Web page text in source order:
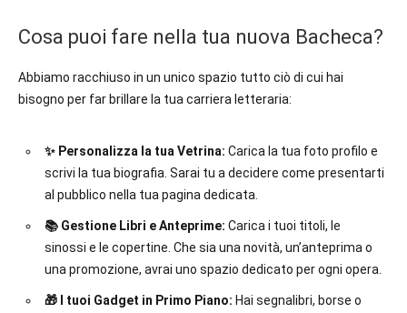
Cosa puoi fare nella tua nuova Bacheca?
Abbiamo racchiuso in un unico spazio tutto ciò di cui hai
bisogno per far brillare la tua carriera letteraria:
✨ Personalizza la tua Vetrina: Carica la tua foto profilo e
scrivi la tua biografia. Sarai tu a decidere come presentarti
al pubblico nella tua pagina dedicata.
📚 Gestione Libri e Anteprime: Carica i tuoi titoli, le
sinossi e le copertine. Che sia una novità, un’anteprima o
una promozione, avrai uno spazio dedicato per ogni opera.
🎁 I tuoi Gadget in Primo Piano: Hai segnalibri, borse o